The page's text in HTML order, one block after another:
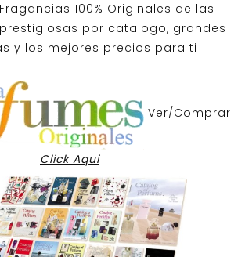
Fragancias 100% Originales de las
por catalogo, grandes
y los mejores precios para ti
Ver/Comprar
Click Aqui